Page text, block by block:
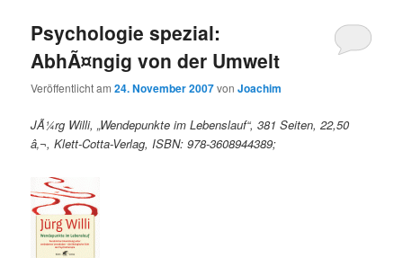
Psychologie spezial:
AbhÃ¤ngig von der Umwelt
Veröffentlicht am24. November 2007vonJoachim
JÃ¼rg Willi, „Wendepunkte im Lebenslauf“, 381 Seiten, 22,50
â‚¬, Klett-Cotta-Verlag, ISBN: 978-3608944389;